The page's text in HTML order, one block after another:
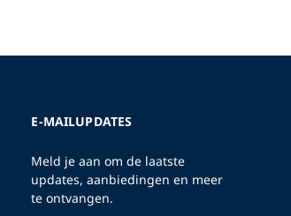
E-MAILUPDATES
Meld je aan om de laatste
updates, aanbiedingen en meer
te ontvangen.